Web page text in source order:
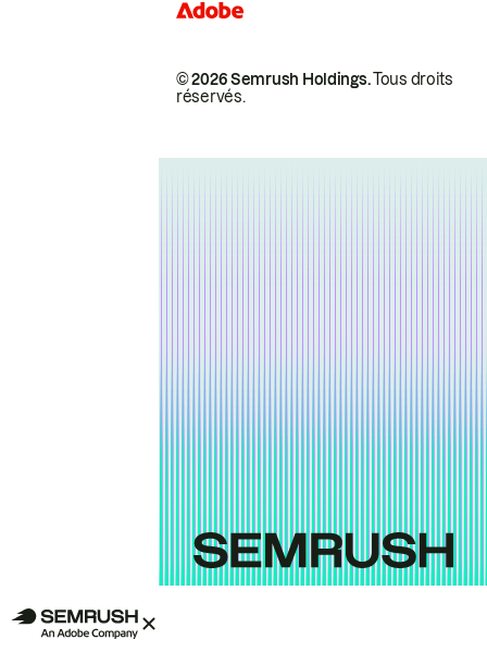
© 2026 Semrush Holdings.Tous droits
réservés.